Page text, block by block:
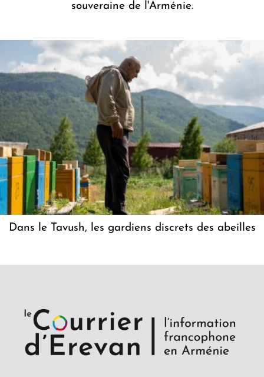
souveraine de l'Arménie.
Dans le Tavush, les gardiens discrets des abeilles